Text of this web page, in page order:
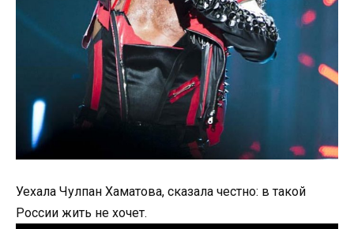
Уехала Чулпан Хаматова, сказала честно: в такой
России жить не хочет.